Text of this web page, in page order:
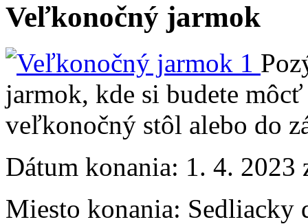
Veľkonočný jarmok
jarmok, kde si budete
veľkonočný stôl alebo do
Dátum konania: 1. 4. 2023
Miesto konania: Sedliacky